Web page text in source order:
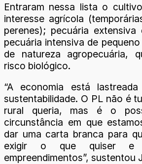
Entraram nessa lista o
interesse agrícola
perenes); pecuária extensiva
pecuária intensiva de
de natureza agropecuária,
risco biológico.
“A economia está
sustentabilidade. O PL não é
rural queria, mas é o
circunstância em que
dar uma carta branca para
exigir o que quiser e
empreendimentos”, sustentou